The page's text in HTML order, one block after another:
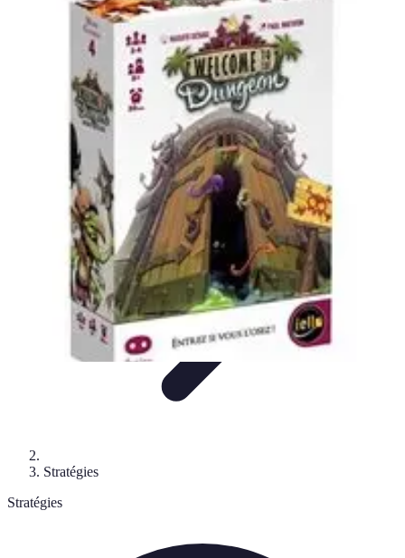
Stratégies et TechniquesEntraînement et Techniques
Entraînement et TechniqueStratégies d'équipe
Volley Direct
Stratégies
Stratégies